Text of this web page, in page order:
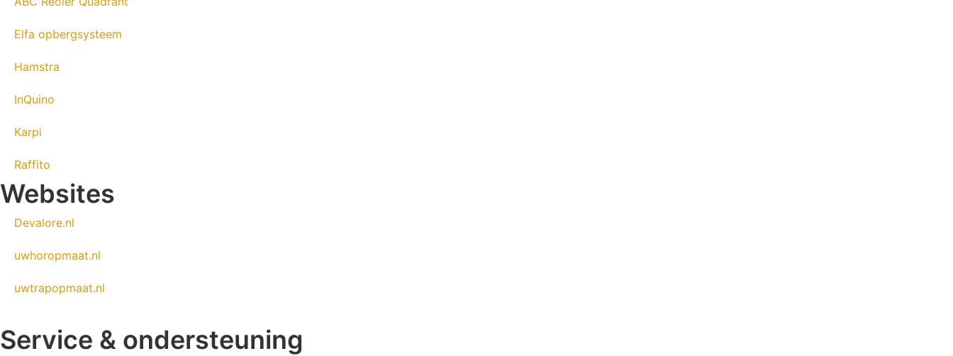
Elfa opbergsysteem
Hamstra
InQuino
Karpi
Raffito
Websites
Devalore.nl
uwhoropmaat.nl
uwtrapopmaat.nl
Service & ondersteuning